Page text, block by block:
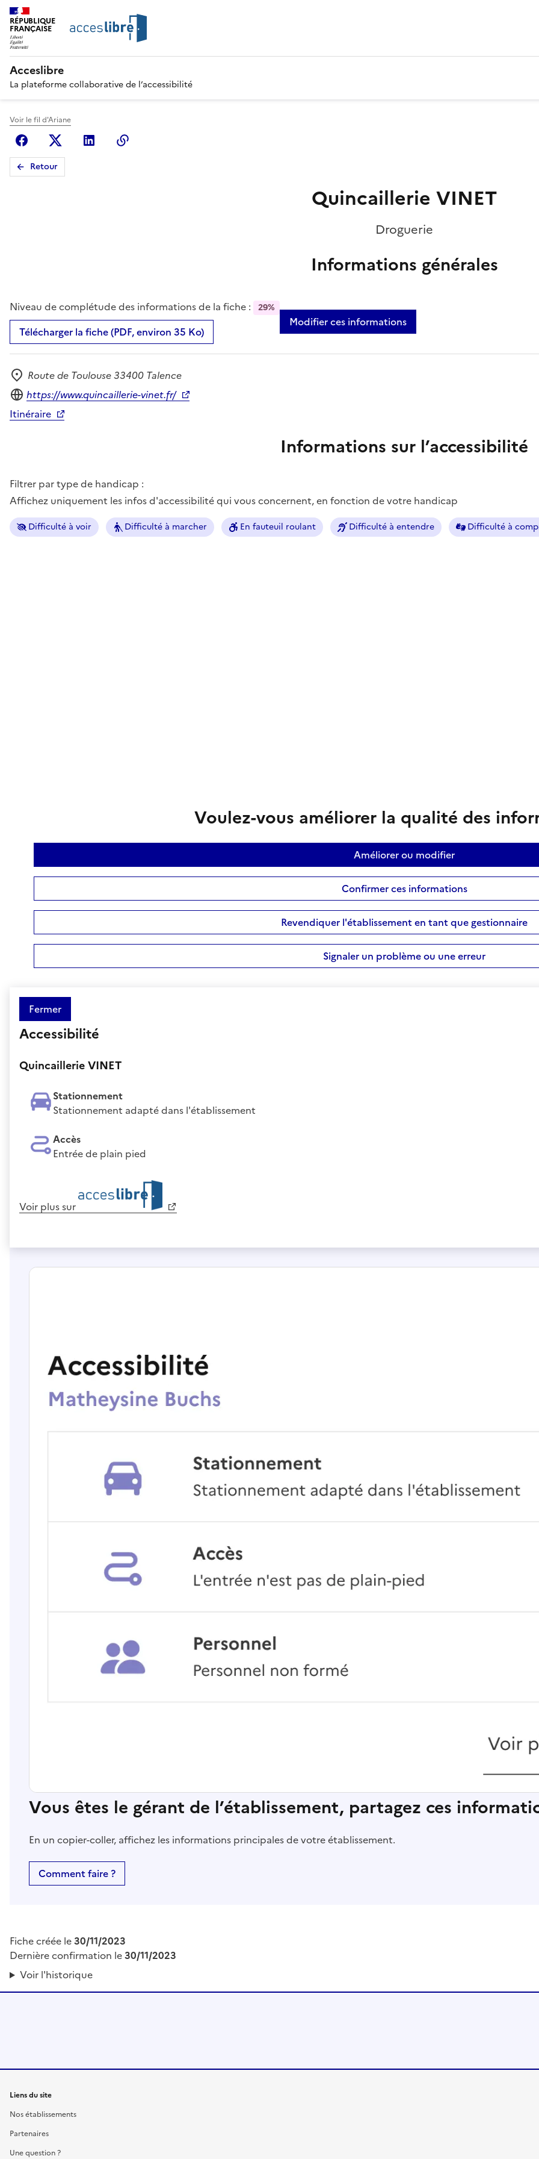
RÉPUBLIQUE
FRANÇAISE
Acceslibre
La plateforme collaborative de l’accessibilité
Voir le fil d'Ariane
FacebookX (anciennement Twitter)
Linkedin
Retour
Quincaillerie VINET
Droguerie
Informations générales
Niveau de complétude des informations de la fiche : 29%
Télécharger la fiche (PDF, environ 35 Ko)
Modifier ces informations
Adresse
Route de Toulouse 33400 Talence
Site internet
https://www.quincaillerie-vinet.fr/
Itinéraire
Informations sur l’accessibilité
Filtrer par type de handicap :
Affichez uniquement les infos d'accessibilité qui vous concernent, en fonction de votre handicap
Difficulté à voir Difficulté à marcher En fauteuil roulant Difficulté à entendre Difficulté à
Voulez-vous améliorer la qualité des
Améliorer ou modifier
Confirmer ces informations
Revendiquer l'établissement en tant que gestionnaire
Signaler un problème ou une erreur
Fermer
Accessibilité
Quincaillerie VINET
Stationnement
Stationnement adapté dans l'établissement
Accès
Entrée de plain pied
Voir plus sur
Vous êtes le gérant de l’établissement, partagez ces
En un copier-coller, affichez les informations principales de votre établissement.
Comment faire ?
Fiche créée le30/11/2023
Dernière confirmation le30/11/2023
Voir l'historique
Liens du site
Nos établissements
Partenaires
Une question ?